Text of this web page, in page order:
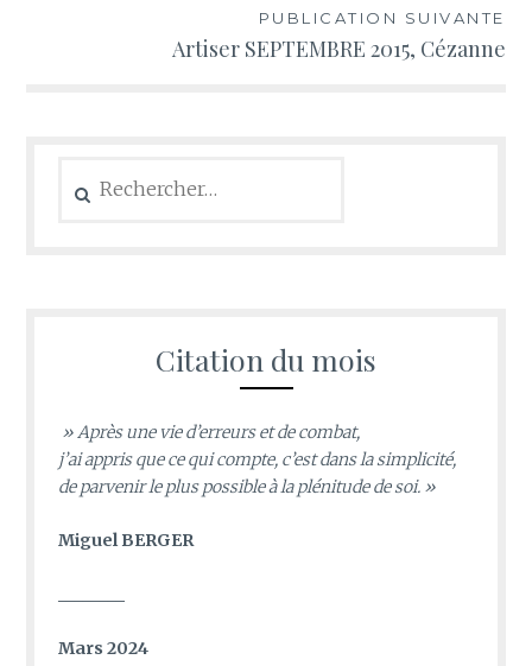
PUBLICATION SUIVANTE
Artiser SEPTEMBRE 2015, Cézanne
Citation du mois
» Après une vie d’erreurs et de combat,
j’ai appris que ce qui compte, c’est dans la simplicité,
de parvenir le plus possible à la plénitude de soi. »
Miguel BERGER
Mars 2024